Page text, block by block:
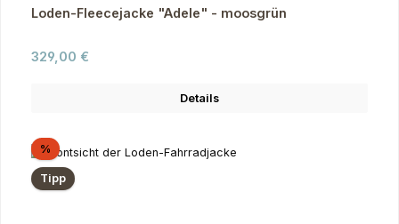
Loden-Fleecejacke "Adele" - moosgrün
Regulärer Preis:
329,00 €
Details
%Rabatt
Tipp